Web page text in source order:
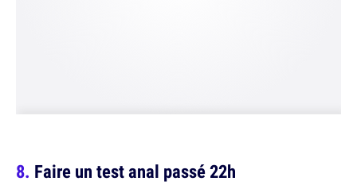
Faire un test anal passé 22h